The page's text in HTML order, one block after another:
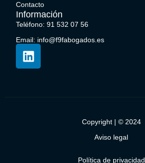
Contacto
Información
Teléfono: 91 532 07 56
Email: info@f9fabogados.es
Copyright | © 2024
Aviso legal
Política de privacidad